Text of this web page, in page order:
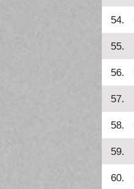
54.
55.
56.
57.
58.
59.
60.